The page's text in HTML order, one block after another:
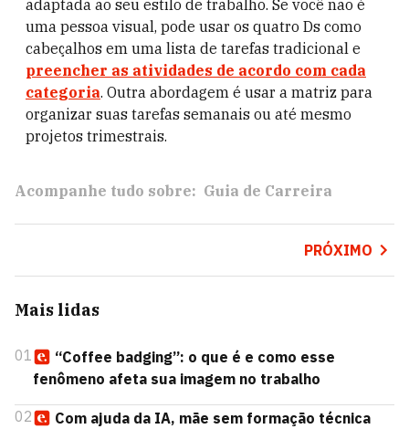
adaptada ao seu estilo de trabalho. Se você não é
uma pessoa visual, pode usar os quatro Ds como
cabeçalhos em uma lista de tarefas tradicional e
preencher as atividades de acordo com cada
categoria. Outra abordagem é usar a matriz para
organizar suas tarefas semanais ou até mesmo
projetos trimestrais.
Acompanhe tudo sobre: Guia de Carreira
PRÓXIMO
Mais lidas
01
“Coffee badging”: o que é e como esse
fenômeno afeta sua imagem no trabalho
02
Com ajuda da IA, mãe sem formação técnica